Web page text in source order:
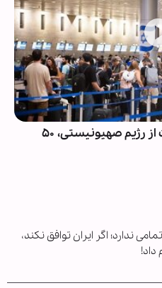
رسانه‌های عبری: نرخ مهاجرت از رژیم صهیونیستی، ۵۰
ندارد؛ اگر ایران توافق نکند،
داد!